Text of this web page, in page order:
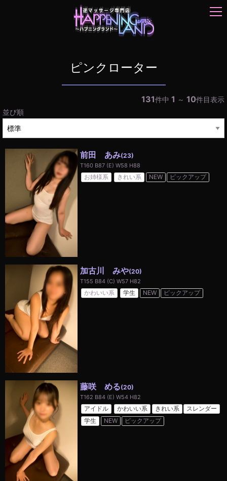
ピンクローター
131件中 1 ～ 10件目表示
並び順
前田 あみ(23)
T160 B87 (E) W58 H88
お姉様系 きれい系 NEW ピックアップ
加古川 みや(20)
T155 B84 (C) W57 H82
かわいい系 学生 NEW ピックアップ
藤咲 める(20)
T162 B84 (E) W54 H82
アイドル かわいい系 きれい系
スレンダー
学生
NEW ピックアップ
t
v
g
a
t